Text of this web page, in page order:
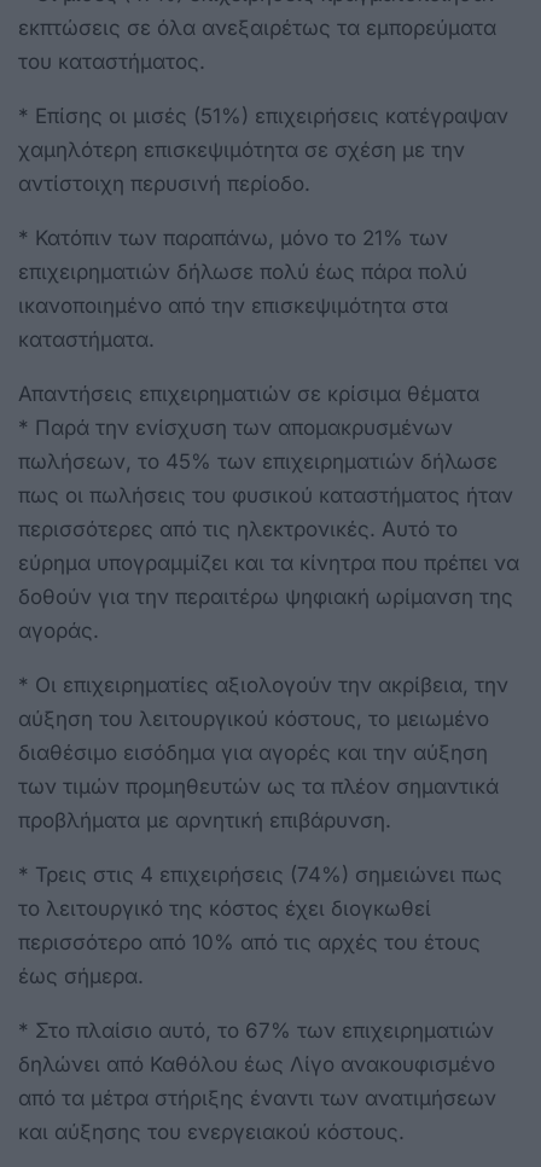
εκπτώσεις σε όλα ανεξαιρέτως τα εμπορεύματα
του καταστήματος.
* Επίσης οι μισές (51%) επιχειρήσεις κατέγραψαν
χαμηλότερη επισκεψιμότητα σε σχέση με την
αντίστοιχη περυσινή περίοδο.
* Κατόπιν των παραπάνω, μόνο το 21% των
επιχειρηματιών δήλωσε πολύ έως πάρα πολύ
ικανοποιημένο από την επισκεψιμότητα στα
καταστήματα.
Απαντήσεις επιχειρηματιών σε κρίσιμα θέματα
* Παρά την ενίσχυση των απομακρυσμένων
πωλήσεων, το 45% των επιχειρηματιών δήλωσε
πως οι πωλήσεις του φυσικού καταστήματος ήταν
περισσότερες από τις ηλεκτρονικές. Αυτό το
εύρημα υπογραμμίζει και τα κίνητρα που πρέπει να
δοθούν για την περαιτέρω ψηφιακή ωρίμανση της
αγοράς.
* Οι επιχειρηματίες αξιολογούν την ακρίβεια, την
αύξηση του λειτουργικού κόστους, το μειωμένο
διαθέσιμο εισόδημα για αγορές και την αύξηση
των τιμών προμηθευτών ως τα πλέον σημαντικά
προβλήματα με αρνητική επιβάρυνση.
* Τρεις στις 4 επιχειρήσεις (74%) σημειώνει πως
το λειτουργικό της κόστος έχει διογκωθεί
περισσότερο από 10% από τις αρχές του έτους
έως σήμερα.
* Στο πλαίσιο αυτό, το 67% των επιχειρηματιών
δηλώνει από Καθόλου έως Λίγο ανακουφισμένο
από τα μέτρα στήριξης έναντι των ανατιμήσεων
και αύξησης του ενεργειακού κόστους.